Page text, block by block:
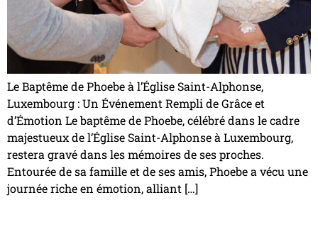
Le Baptême de Phoebe à l’Église Saint-Alphonse,
Luxembourg : Un Événement Rempli de Grâce et
d’Émotion Le baptême de Phoebe, célébré dans le cadre
majestueux de l’Église Saint-Alphonse à Luxembourg,
restera gravé dans les mémoires de ses proches.
Entourée de sa famille et de ses amis, Phoebe a vécu une
journée riche en émotion, alliant […]